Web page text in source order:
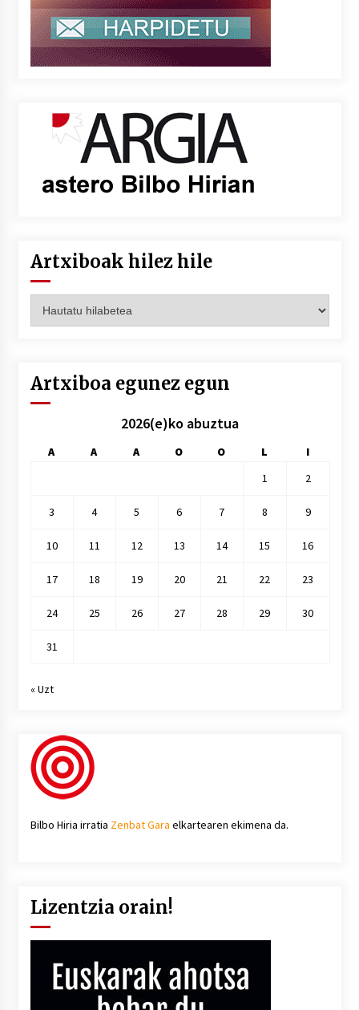
Artxiboak hilez hile
hilez
Artxiboa egunez egun
2026(e)ko abuztua
A A A O O L
I
1
2
3 4 5 6 7 8 9
10 11 12 13 14 15 16
17 18 19 20 21 22 23
24 25 26 27 28 29 30
31
« Uzt
Bilbo Hiria irratia Zenbat Gara elkartearen ekimena da.
Lizentzia orain!